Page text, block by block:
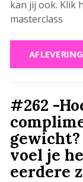
kan jij ook. Klik
masterclass
#262 -
gewicht?
voel je
eerdere